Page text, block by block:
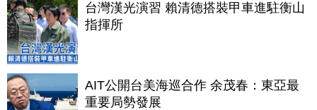
台灣漢光演習 賴清德搭裝甲車進駐衡山
指揮所
AIT公開台美海巡合作 余茂春：東亞最
重要局勢發展